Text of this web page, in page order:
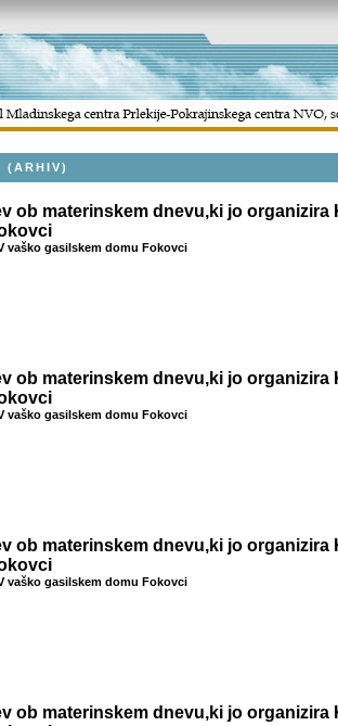
(ARHIV)
ob materinskem dnevu,ki jo organizira
vaško gasilskem domu Fokovci
ob materinskem dnevu,ki jo organizira
vaško gasilskem domu Fokovci
ob materinskem dnevu,ki jo organizira
vaško gasilskem domu Fokovci
ob materinskem dnevu,ki jo organizira